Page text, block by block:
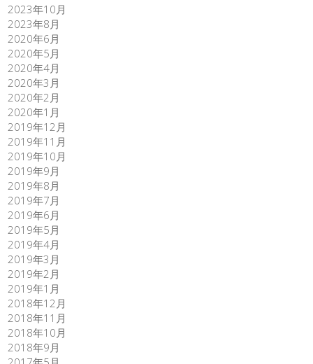
2023年10月
2023年8月
2020年6月
2020年5月
2020年4月
2020年3月
2020年2月
2020年1月
2019年12月
2019年11月
2019年10月
2019年9月
2019年8月
2019年7月
2019年6月
2019年5月
2019年4月
2019年3月
2019年2月
2019年1月
2018年12月
2018年11月
2018年10月
2018年9月